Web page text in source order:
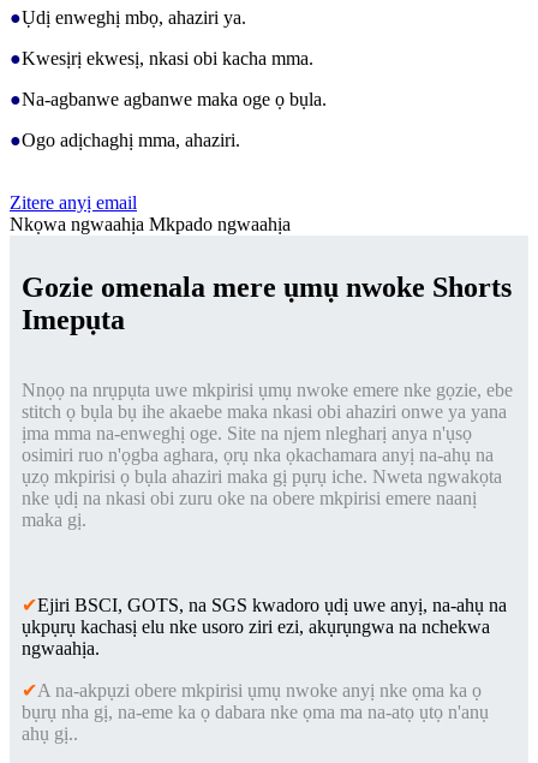
●Ụdị enweghị mbọ, ahaziri ya.
●Kwesịrị ekwesị, nkasi obi kacha mma.
●Na-agbanwe agbanwe maka oge ọ bụla.
●Ogo adịchaghị mma, ahaziri.
Zitere anyị email
Nkọwa ngwaahịa Mkpado ngwaahịa
Gozie omenala mere ụmụ nwoke Shorts
Imepụta
Nnọọ na nrụpụta uwe mkpirisi ụmụ nwoke emere nke gọzie, ebe
stitch ọ bụla bụ ihe akaebe maka nkasi obi ahaziri onwe ya yana
ịma mma na-enweghị oge. Site na njem nlegharị anya n'ụsọ
osimiri ruo n'ọgba aghara, ọrụ nka ọkachamara anyị na-ahụ na
ụzọ mkpirisi ọ bụla ahaziri maka gị pụrụ iche. Nweta ngwakọta
nke ụdị na nkasi obi zuru oke na obere mkpirisi emere naanị
maka gị.
✔Ejiri BSCI, GOTS, na SGS kwadoro ụdị uwe anyị, na-ahụ na
ụkpụrụ kachasị elu nke usoro ziri ezi, akụrụngwa na nchekwa
ngwaahịa.
✔A na-akpụzi obere mkpirisi ụmụ nwoke anyị nke ọma ka ọ
bụrụ nha gị, na-eme ka ọ dabara nke ọma ma na-atọ ụtọ n'anụ
ahụ gị..